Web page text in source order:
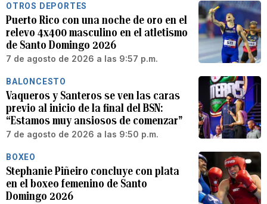
OTROS DEPORTES
Puerto Rico con una noche de oro en el
relevo 4x400 masculino en el atletismo
de Santo Domingo 2026
7 de agosto de 2026 a las 9:57 p.m.
BALONCESTO
Vaqueros y Santeros se ven las caras
previo al inicio de la final del BSN:
“Estamos muy ansiosos de comenzar”
7 de agosto de 2026 a las 9:50 p.m.
BOXEO
Stephanie Piñeiro concluye con plata
en el boxeo femenino de Santo
Domingo 2026